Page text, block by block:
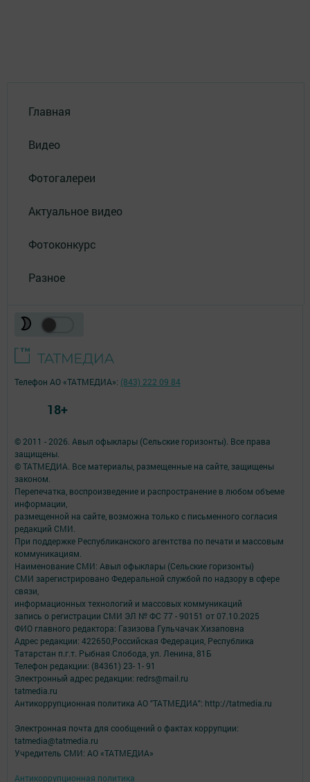
Главная
Видео
Фотогалереи
Актуальное видео
Фотоконкурс
Разное
© 2011 - 2026. Авыл офыклары (Сельские горизонты). Все права
защищены.
© ТАТМЕДИА. Все материалы, размещенные на сайте, защищены
законом.
Перепечатка, воспроизведение и распространение в любом объеме
информации,
размещенной на сайте, возможна только с письменного согласия
редакций СМИ.
При поддержке Республиканского агентства по печати и массовым
коммуникациям.
Наименование СМИ: Авыл офыклары (Сельские горизонты)
СМИ зарегистрировано Федеральной службой по надзору в сфере
связи,
информационных технологий и массовых коммуникаций
запись о регистрации СМИ ЭЛ № ФС 77 - 90151 от 07.10.2025
ФИО главного редактора: Газизова Гульчачак Хизаповна
Адрес редакции: 422650,Российская Федерация, Республика
Татарстан п.г.т. Рыбная Слобода, ул. Ленина, 81Б
Телефон редакции: (84361) 23- 1- 91
Электронный адрес редакции: redrs@mail.ru
tatmedia.ru
Антикоррупционная политика АО "ТАТМЕДИА": http://tatmedia.ru
Электронная почта для сообщений о фактах коррупции:
tatmedia@tatmedia.ru
Учредитель СМИ: АО «ТАТМЕДИА»
Антикоррупционная политика
Телефон АО «ТАТМЕДИА»: (843) 222 09 84
18+